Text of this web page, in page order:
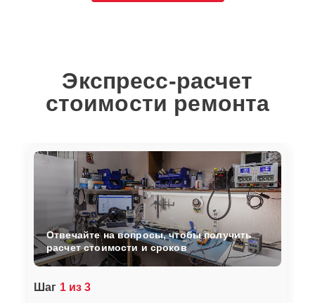
Экспресс-расчет
стоимости ремонта
Шаг 1 из 3
Отвечайте на вопросы, чтобы получить
расчет стоимости и сроков